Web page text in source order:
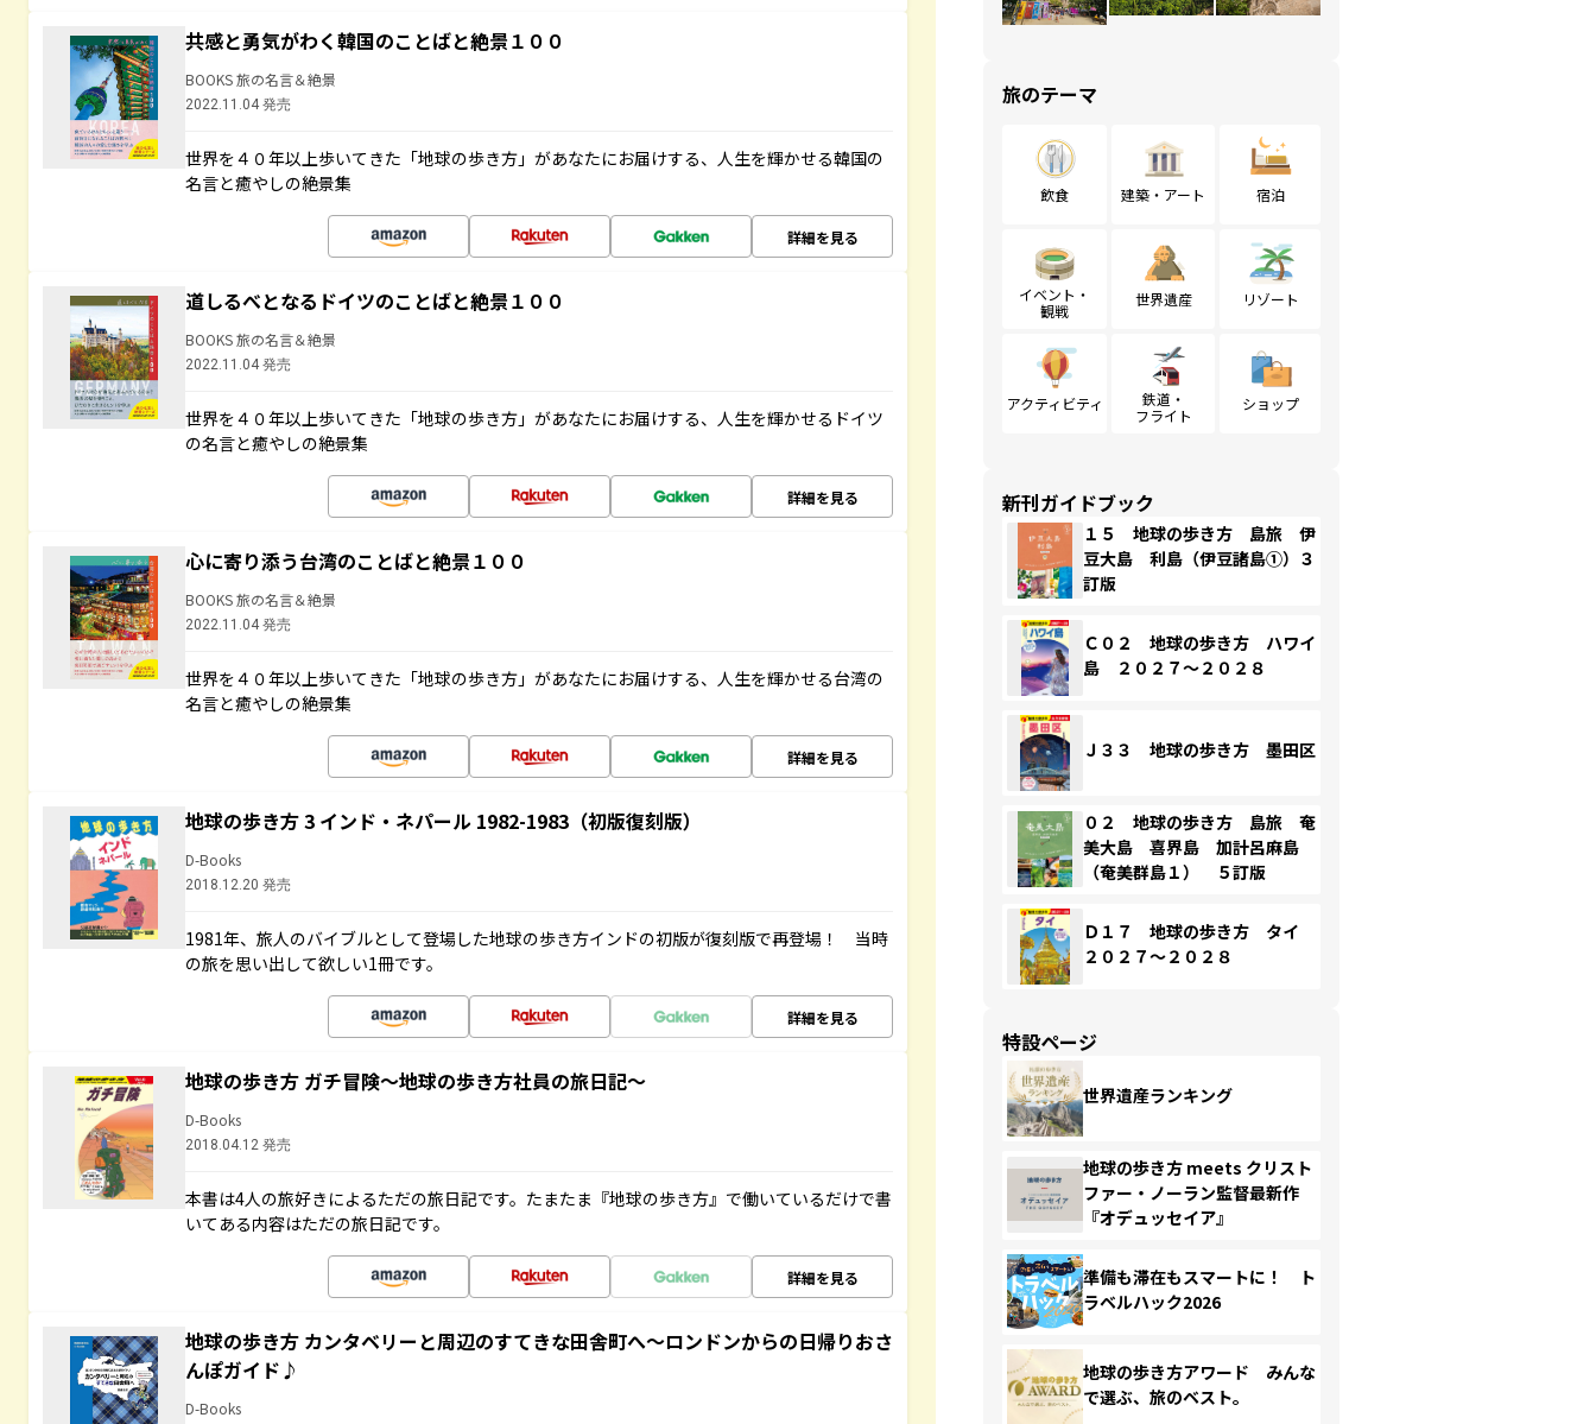
共感と勇気がわく韓国のことばと絶景１００
BOOKS 旅の名言＆絶景
2022.11.04 発売
世界を４０年以上歩いてきた「地球の歩き方」があなたにお届けする、人生を輝かせる韓国の
名言と癒やしの絶景集
詳細を見る
道しるべとなるドイツのことばと絶景１００
BOOKS 旅の名言＆絶景
2022.11.04 発売
世界を４０年以上歩いてきた「地球の歩き方」があなたにお届けする、人生を輝かせるドイツ
の名言と癒やしの絶景集
詳細を見る
心に寄り添う台湾のことばと絶景１００
BOOKS 旅の名言＆絶景
2022.11.04 発売
世界を４０年以上歩いてきた「地球の歩き方」があなたにお届けする、人生を輝かせる台湾の
名言と癒やしの絶景集
詳細を見る
地球の歩き方 3 インド・ネパール 1982-1983（初版復刻版）
D-Books
2018.12.20 発売
1981年、旅人のバイブルとして登場した地球の歩き方インドの初版が復刻版で再登場！ 当時
の旅を思い出して欲しい1冊です。
詳細を見る
地球の歩き方 ガチ冒険～地球の歩き方社員の旅日記～
D-Books
2018.04.12 発売
本書は4人の旅好きによるただの旅日記です。たまたま『地球の歩き方』で働いているだけで書
いてある内容はただの旅日記です。
詳細を見る
地球の歩き方 カンタベリーと周辺のすてきな田舎町へ～ロンドンからの日帰りおさ
んぽガイド♪
D-Books
旅のテーマ
飲食 建築・アート 宿泊
イベント・
観戦
世界遺産 リゾート
アクティビティ
鉄道・
フライト
ショップ
新刊ガイドブック
１５ 地球の歩き方 島旅 伊
豆大島 利島（伊豆諸島①）３
訂版
Ｃ０２ 地球の歩き方 ハワイ
島 ２０２７～２０２８
Ｊ３３ 地球の歩き方 墨田区
０２ 地球の歩き方 島旅 奄
美大島 喜界島 加計呂麻島
（奄美群島１） ５訂版
Ｄ１７ 地球の歩き方 タイ
２０２７～２０２８
特設ページ
世界遺産ランキング
地球の歩き方 meets クリスト
ファー・ノーラン監督最新作
『オデュッセイア』
準備も滞在もスマートに！ ト
ラベルハック2026
地球の歩き方アワード みんな
で選ぶ、旅のベスト。